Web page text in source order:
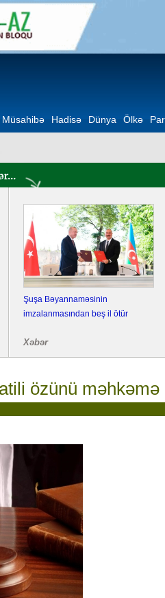
Müsahibə Hadisə Dünya Ölkə
Şuşa Bəyannaməsinin
imzalanmasından beş il ötür
Xəbər
özünü məhkəmə